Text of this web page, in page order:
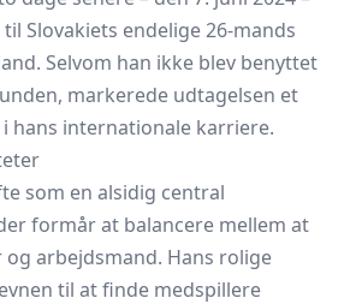
Slovakiets endelige 26-mands
Selvom han ikke blev benyttet
markerede udtagelsen et
hans internationale karriere.
som en alsidig central
formår at balancere mellem at
arbejdsmand. Hans rolige
til at finde medspillere